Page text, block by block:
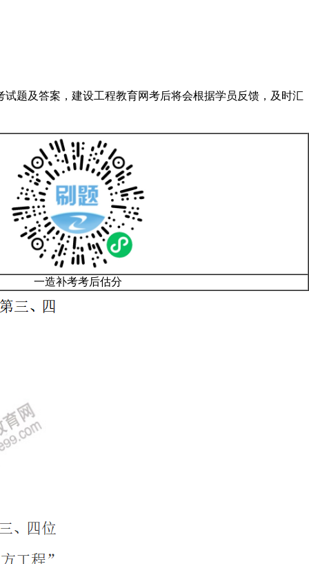
题及答案，建设工程教育网考后将会根据学员反馈，及时汇
一造补考考后估分